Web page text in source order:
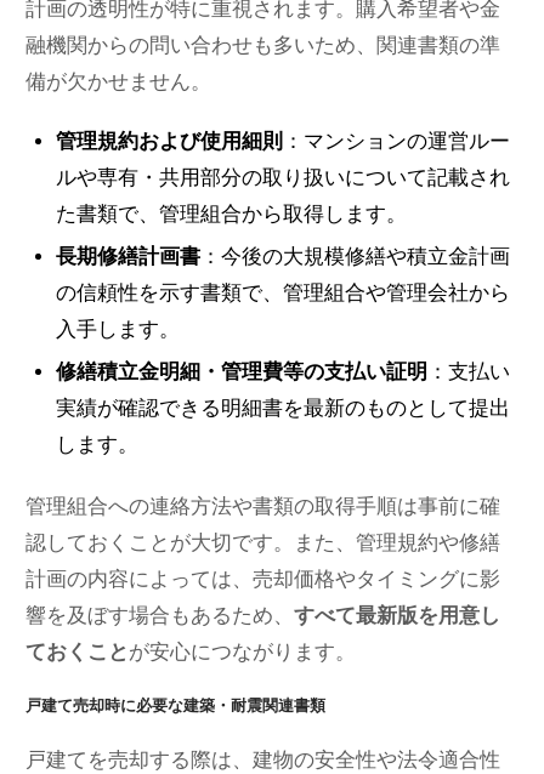
計画の透明性が特に重視されます。購入希望者や金
融機関からの問い合わせも多いため、関連書類の準
備が欠かせません。
管理規約および使用細則 ：マンションの運営ルー
ルや専有・共用部分の取り扱いについて記載され
た書類で、管理組合から取得します。
長期修繕計画書 ：今後の大規模修繕や積立金計画
の信頼性を示す書類で、管理組合や管理会社から
入手します。
修繕積立金明細・管理費等の支払い証明 ：支払い
実績が確認できる明細書を最新のものとして提出
します。
管理組合への連絡方法や書類の取得手順は事前に確
認しておくことが大切です。また、管理規約や修繕
計画の内容によっては、売却価格やタイミングに影
響を及ぼす場合もあるため、すべて最新版を用意し
ておくことが安心につながります。
戸建て売却時に必要な建築・耐震関連書類
戸建てを売却する際は、建物の安全性や法令適合性